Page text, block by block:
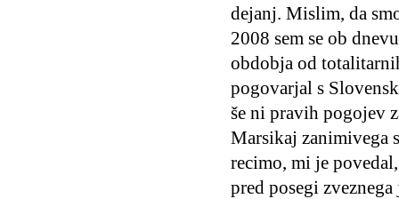
dejanj. Mislim, da
2008 sem se ob
obdobja od
pogovarjal s
še ni pravih pogojev
Marsikaj zanimivega
recimo, mi je
pred posegi